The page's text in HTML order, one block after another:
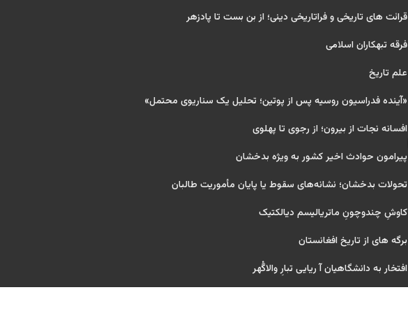
قرائت های تاریخی و فراتاریخی دینی؛ از بن بست تا پادزهر
فرقه تبهکاران اسلامی
علم تاریخ
«آینده فدراسیون روسیه پس از پوتین؛ تحلیل یک سناریوی محتمل»
افسانه نجات از بیرون؛ از رجوی تا پهلوی
پیرامون حوادث اخیر کشور به ویژه بدخشان
تحولات بدخشان؛ نشانه‌های سقوط یا پایان مأموریت طالبان
کاوشِ چندو‌چونِ ماتریالیسم دیالکتیک
برگه های از تاریخ افغانستان
افتخار به دانشگاهیان آ ریایی تبارِ والاگُهر